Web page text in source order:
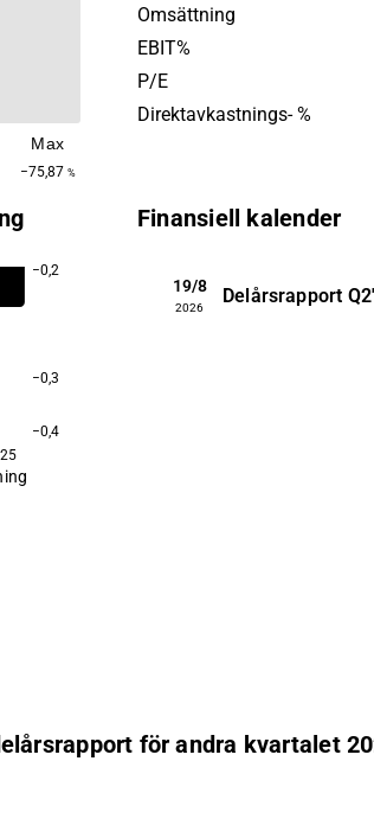
Max
−75,87 %
efterfrågan. Produkter riktar
patienter och vårdgivare
AcuCort grundades 2006
huvudkontor i Lund, Sverige.
Omsättning
EBIT%
P/E
Direktavkastnings- %
−0,2
−0,3
−0,4
25
Finansiell kalender
19/8
2026
Delårsrapport
för andra kvartalet